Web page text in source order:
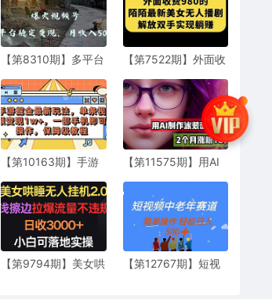
海量短剧看不完
不停地复购
【第8310期】多平台
火视频号的PS溶图项
目，手把手教你
【第7522期】外面收
无人播剧玩法 解放双
手实现躺赚（附100G
影视资源）
【第10163期】手游
视频变现1w+，一部
手机即可操作
【第11575期】用AI
视频，2个月涨粉18
万
【第9794期】美女哄
【第12767期】短视